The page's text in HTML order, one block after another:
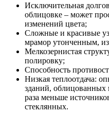
Исключительная
облицовке – может
изменений цвета;
Сложные и красивые
мрамор утонченным,
Мелкозернистая
полировку;
Способность
Низкая теплоотдача:
зданий, облицованных
раза меньше
стеклянных.